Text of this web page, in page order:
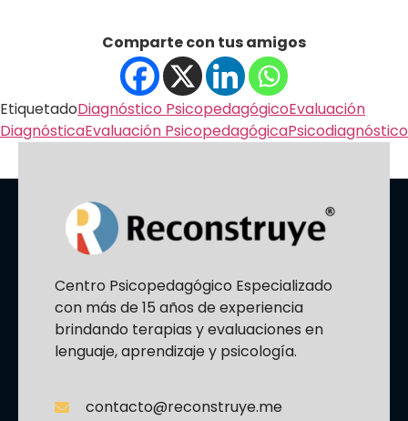
Comparte con tus amigos
EtiquetadoDiagnóstico PsicopedagógicoEvaluación
DiagnósticaEvaluación PsicopedagógicaPsicodiagnóstico
Centro Psicopedagógico Especializado
con más de 15 años de experiencia
brindando terapias y evaluaciones en
lenguaje, aprendizaje y psicología.
contacto@reconstruye.me